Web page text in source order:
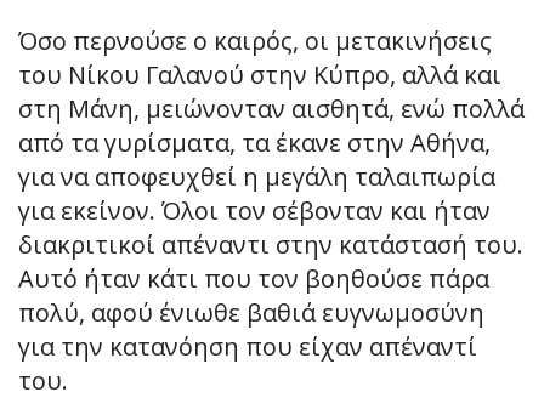
Όσο περνούσε ο καιρός, οι μετακινήσεις
του Νίκου Γαλανού στην Κύπρο, αλλά και
στη Μάνη, μειώνονταν αισθητά, ενώ πολλά
από τα γυρίσματα, τα έκανε στην Αθήνα,
για να αποφευχθεί η μεγάλη ταλαιπωρία
για εκείνον. Όλοι τον σέβονταν και ήταν
διακριτικοί απέναντι στην κατάστασή του.
Αυτό ήταν κάτι που τον βοηθούσε πάρα
πολύ, αφού ένιωθε βαθιά ευγνωμοσύνη
για την κατανόηση που είχαν απέναντί
του.